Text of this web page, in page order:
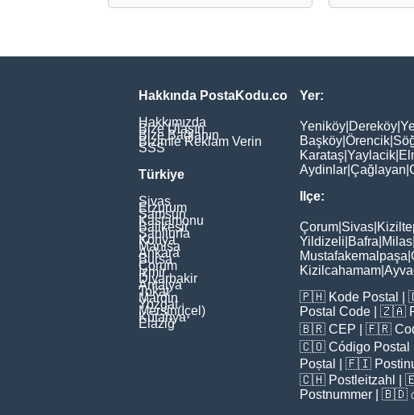
Hakkında PostaKodu.co
Hakkımızda
Bize Ulaşın
Bize Bağlanın
Bizimle Reklam Verin
SSS
Türkiye
Sivas
Erzurum
Samsun
Kastamonu
Balikesir
Şanliurfa
Konya
Manisa
Ankara
Bursa
Çorum
İzmir
Diyarbakir
Antalya
Tokat
Mardin
Yozgat
Mersin(İçel)
Kütahya
Elaziğ
Yer:
Yeniköy Dereköy
Başköy Örencik
Karataş Yaylacik
Aydinlar Çağlayan
Ilçe:
Çorum Sivas
Yildizeli Bafra Milas
Mustafakemalpaşa
Kizilcahamam
🇵🇭 Kode Postal |
Postal Code | 🇿🇦
🇧🇷 CEP | 🇫🇷
🇨🇴 Código Postal
Poștal
| 🇫🇮
🇨🇭 Postleitzahl |
Postnummer | 🇧🇩